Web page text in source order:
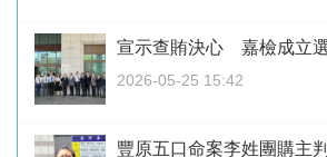
宣示查賄決心 嘉檢成立
2026-05-25 15:42
豐原五口命案李姓團購主